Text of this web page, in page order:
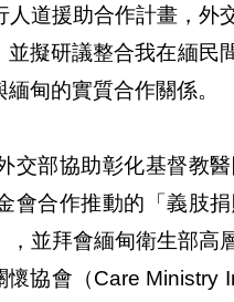
道援助合作計畫，
擬研議整合我在緬民
甸的實質合作關係。
交部協助彰化基督教
會合作推動的「義肢
，並拜會緬甸衛生部
懷協會（Care